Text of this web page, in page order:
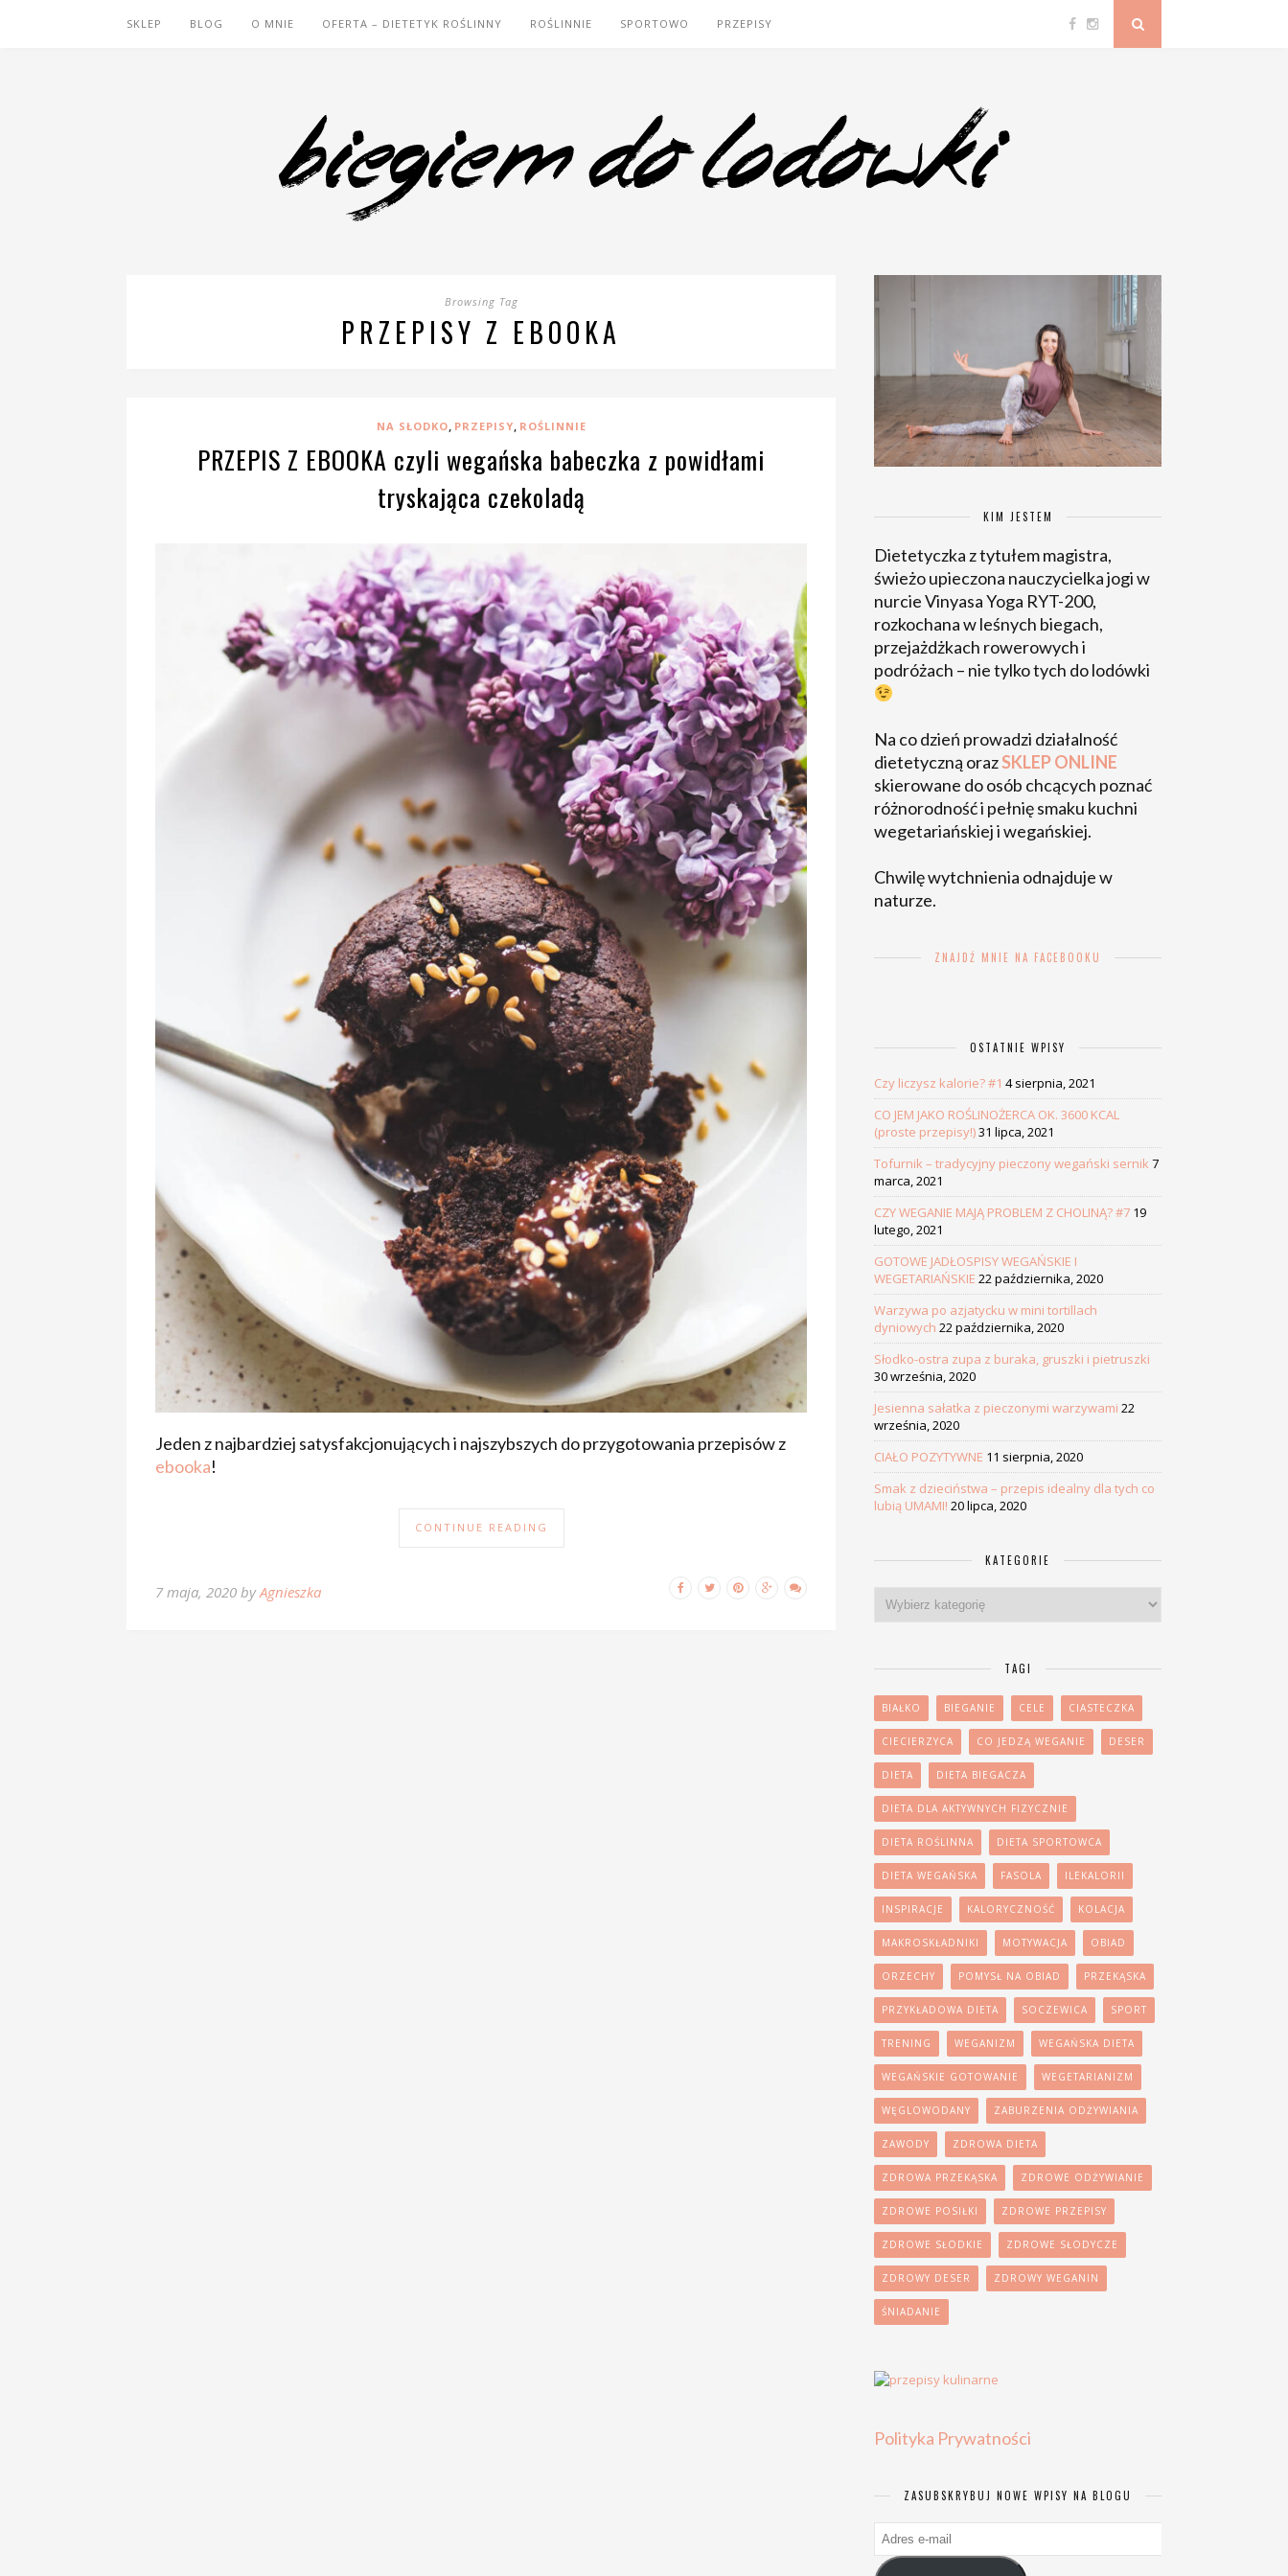
SKLEP BLOG O MNIE OFERTA – DIETETYK ROŚLINNY ROŚLINNIE SPORTOWO PRZEPISY
Browsing Tag
PRZEPISY Z EBOOKA
NA SŁODKO, PRZEPISY, ROŚLINNIE
PRZEPIS Z EBOOKA czyli wegańska babeczka z powidłami
tryskająca czekoladą
Jeden z najbardziej satysfakcjonujących i najszybszych do przygotowania przepisów z
ebooka!
CONTINUE READING
7 maja, 2020 byAgnieszka
KIM JESTEM
Dietetyczka z tytułem magistra,
świeżo upieczona nauczycielka jogi w
nurcie Vinyasa Yoga RYT-200,
rozkochana w leśnych biegach,
przejażdżkach rowerowych i
podróżach – nie tylko tych do lodówki
Na co dzień prowadzi działalność
dietetyczną orazSKLEP ONLINE
skierowane do osób chcących poznać
różnorodność i pełnię smaku kuchni
wegetariańskiej i wegańskiej.
Chwilę wytchnienia odnajduje w
naturze.
ZNAJDŹ MNIE NA FACEBOOKU
OSTATNIE WPISY
Czy liczysz kalorie? #1 4 sierpnia, 2021
CO JEM JAKO ROŚLINOŻERCA OK. 3600 KCAL
(proste przepisy!)31 lipca, 2021
Tofurnik – tradycyjny pieczony wegański sernik 7
marca, 2021
CZY WEGANIE MAJĄ PROBLEM Z CHOLINĄ? #7 19
lutego, 2021
GOTOWE JADŁOSPISY WEGAŃSKIE I
WEGETARIAŃSKIE 22 października, 2020
Warzywa po azjatycku w mini tortillach
dyniowych 22 października, 2020
Słodko-ostra zupa z buraka, gruszki i pietruszki
30 września, 2020
Jesienna sałatka z pieczonymi warzywami 22
września, 2020
CIAŁO POZYTYWNE 11 sierpnia, 2020
Smak z dzieciństwa – przepis idealny dla tych co
lubią UMAMI! 20 lipca, 2020
KATEGORIE
TAGI
BIAŁKO BIEGANIE CELE CIASTECZKA
CIECIERZYCA CO JEDZĄ WEGANIE DESER
DIETA DIETA BIEGACZA
DIETA DLA AKTYWNYCH FIZYCZNIE
DIETA ROŚLINNA DIETA SPORTOWCA
DIETA WEGAŃSKA FASOLA ILEKALORII
INSPIRACJE KALORYCZNOŚĆ KOLACJA
MAKROSKŁADNIKI MOTYWACJA OBIAD
ORZECHY POMYSŁ NA OBIAD PRZEKĄSKA
PRZYKŁADOWA DIETA SOCZEWICA SPORT
TRENING WEGANIZM WEGAŃSKA DIETA
WEGAŃSKIE GOTOWANIE WEGETARIANIZM
WĘGLOWODANY ZABURZENIA ODŻYWIANIA
ZAWODY ZDROWA DIETA
ZDROWA PRZEKĄSKA ZDROWE ODŻYWIANIE
ZDROWE POSIŁKI ZDROWE PRZEPISY
ZDROWE SŁODKIE ZDROWE SŁODYCZE
ZDROWY DESER ZDROWY WEGANIN
ŚNIADANIE
Polityka Prywatności
ZASUBSKRYBUJ NOWE WPISY NA BLOGU
Adres
e-